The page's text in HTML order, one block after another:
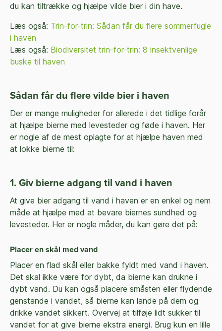
du kan tiltrække og hjælpe vilde bier i din have.
Læs også: Trin-for-trin: Sådan får du flere sommerfugle
i haven
Læs også: Biodiversitet trin-for-trin: 8 insektvenlige
buske til haven
Sådan får du flere vilde bier i haven
Der er mange muligheder for allerede i det tidlige forår
at hjælpe bierne med levesteder og føde i haven. Her
er nogle af de mest oplagte for at hjælpe haven med
at lokke bierne til:
1. Giv bierne adgang til vand i haven
At give bier adgang til vand i haven er en enkel og nem
måde at hjælpe med at bevare biernes sundhed og
levesteder. Her er nogle måder, du kan gøre det på:
Placer en skål med vand
Placer en flad skål eller bakke fyldt med vand i haven.
Det skal ikke være for dybt, da bierne kan drukne i
dybt vand. Du kan også placere småsten eller flydende
genstande i vandet, så bierne kan lande på dem og
drikke vandet sikkert. Overvej at tilføje lidt sukker til
vandet for at give bierne ekstra energi. Brug kun en lille